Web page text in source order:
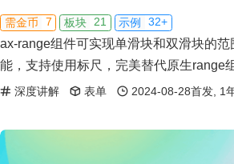
需金币 7 板块 21 示例 32+
ax-range组件可实现单滑块和双滑块的
能，支持使用标尺，完美替代原生range
深度讲解 表单 2024-08-28首发, 1